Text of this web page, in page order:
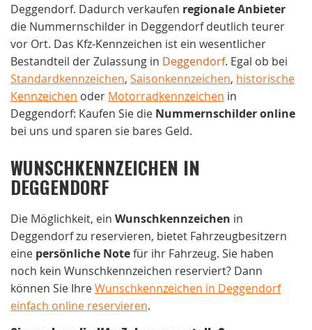
Deggendorf. Dadurch verkaufen regionaleAnbieter
die Nummernschilder in Deggendorf deutlich teurer
vor Ort. Das Kfz-Kennzeichen ist ein wesentlicher
Bestandteil der Zulassung in Deggendorf. Egal ob bei
Standardkennzeichen, Saisonkennzeichen, historische
Kennzeichen oder Motorradkennzeichen in
Deggendorf: Kaufen Sie die Nummernschilder online
bei uns und sparen sie bares Geld.
WUNSCHKENNZEICHEN IN
DEGGENDORF
Die Möglichkeit, ein Wunschkennzeichen in
Deggendorf zu reservieren, bietet Fahrzeugbesitzern
eine persönliche Notefür ihr Fahrzeug. Sie haben
noch kein Wunschkennzeichen reserviert? Dann
können Sie IhreWunschkennzeichen in Deggendorf
einfach online reservieren.